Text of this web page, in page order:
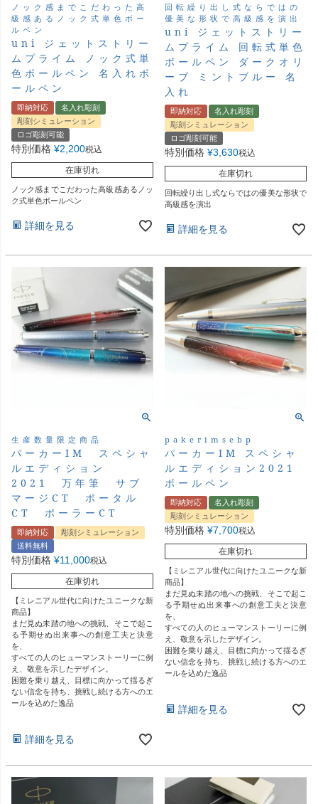
ノック感までこだわった高
級感あるノック式単色ボー
ルペン
uni ジェットストリー
ムプライム ノック式単
色ボールペン 名入れボ
ールペン
即納対応
名入れ彫刻
彫刻シミュレーション
ロゴ彫刻可能
特別価格 ¥2,200税込
在庫切れ
ノック感までこだわった高級感あるノッ
ク式単色ボールペン
詳細を見る
回転繰り出し式ならではの
優美な形状で高級感を演出
uni ジェットストリー
ムプライム 回転式単色
ボールペン ダークオリ
ーブ ミントブルー 名
入れ
即納対応
名入れ彫刻
彫刻シミュレーション
ロゴ彫刻可能
特別価格 ¥3,630税込
在庫切れ
回転繰り出し式ならではの優美な形状で
高級感を演出
詳細を見る
生産数量限定商品
パーカーIM スペシャ
ルエディション
2021 万年筆 サブ
マージCT ポータル
CT ポーラーCT
即納対応
彫刻シミュレーション
送料無料
特別価格 ¥11,000税込
在庫切れ
【ミレニアル世代に向けたユニークな新
商品】
まだ見ぬ未踏の地への挑戦、そこで起こ
る予期せぬ出来事への創意工夫と決意
を、
すべての人のヒューマンストーリーに例
え、敬意を示したデザイン。
困難を乗り越え、目標に向かって揺るぎ
ない信念を持ち、挑戦し続ける方へのエ
ールを込めた逸品
詳細を見る
pakerimsebp
パーカーIM スペシャ
ルエディション2021
ボールペン
即納対応
名入れ彫刻
彫刻シミュレーション
特別価格 ¥7,700税込
在庫切れ
【ミレニアル世代に向けたユニークな新
商品】
まだ見ぬ未踏の地への挑戦、そこで起こ
る予期せぬ出来事への創意工夫と決意
を、
すべての人のヒューマンストーリーに例
え、敬意を示したデザイン。
困難を乗り越え、目標に向かって揺るぎ
ない信念を持ち、挑戦し続ける方へのエ
ールを込めた逸品
詳細を見る